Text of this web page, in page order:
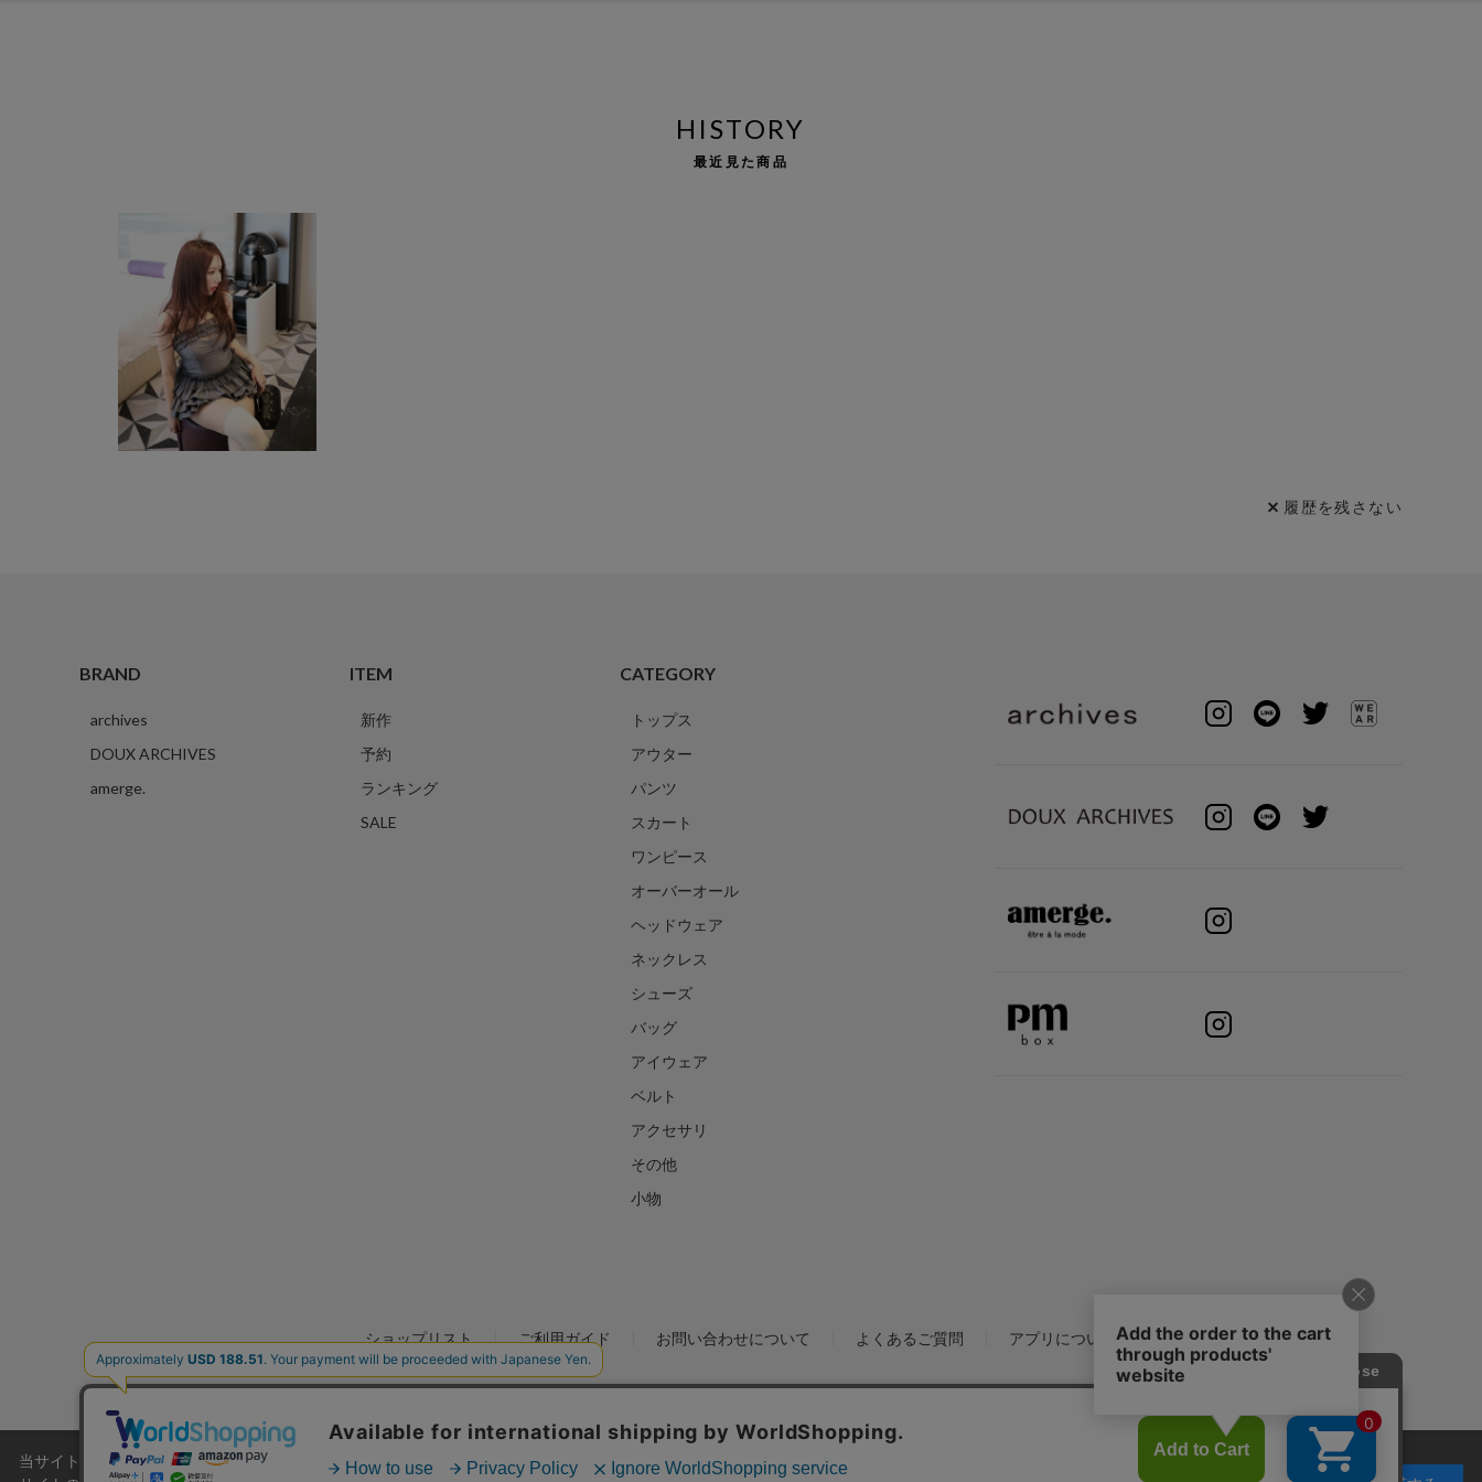
HISTORY
最近見た商品
履歴を残さない
BRAND
archives
DOUX ARCHIVES
amerge.
ITEM
新作
予約
ランキング
SALE
CATEGORY
トップス
アウター
パンツ
スカート
ワンピース
オーバーオール
ヘッドウェア
ネックレス
シューズ
バッグ
アイウェア
ベルト
アクセサリ
その他
小物
ショップリスト ご利用ガイド お問い合わせについて よくあるご質問 アプリについて
当サイトでは利用体験の向上およびコンテンツの最適な提供、トラフィックの分析を目的としてCookieを使用しています。